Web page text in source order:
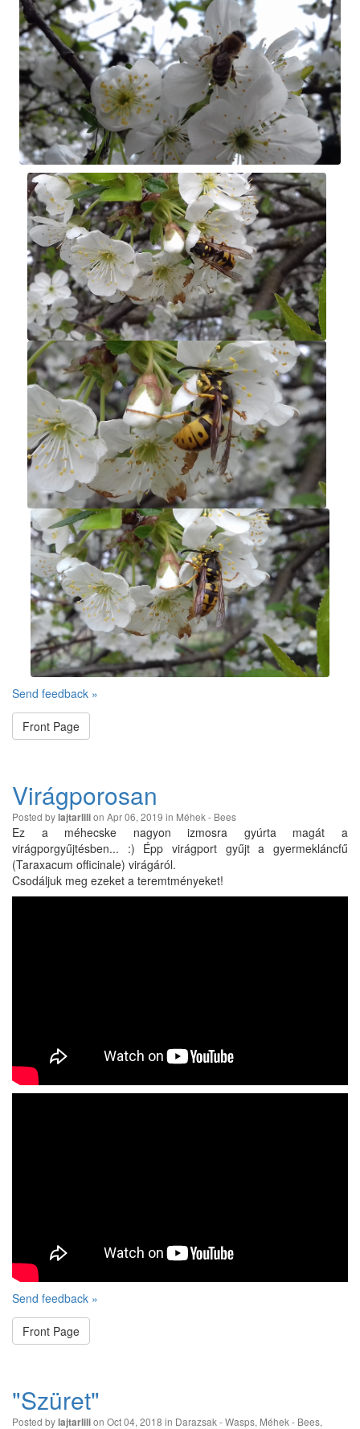
Send feedback »
Front Page
Virágporosan
Posted bylajtarlilion Apr 06, 2019 in Méhek - Bees
Ez a méhecske nagyon izmosra gyúrta magát a
virágporgyűjtésben... :) Épp virágport gyűjt a gyermekláncfű
(Taraxacum officinale) virágáról.
Csodáljuk meg ezeket a teremtményeket!
Send feedback »
Front Page
"Szüret"
Posted bylajtarlilion Oct 04, 2018 in Darazsak - Wasps, Méhek - Bees,